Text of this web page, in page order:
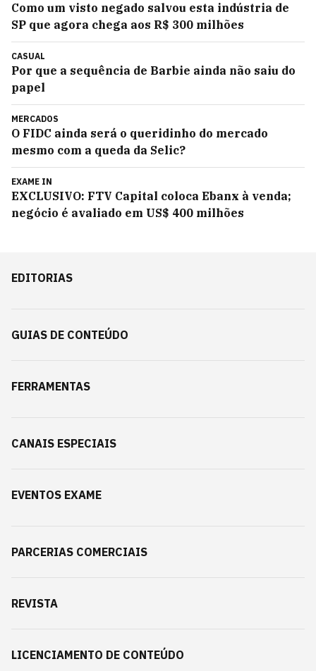
Como um visto negado salvou esta indústria de
SP que agora chega aos R$ 300 milhões
CASUAL
Por que a sequência de Barbie ainda não saiu do
papel
MERCADOS
O FIDC ainda será o queridinho do mercado
mesmo com a queda da Selic?
EXAME IN
EXCLUSIVO: FTV Capital coloca Ebanx à venda;
negócio é avaliado em US$ 400 milhões
EDITORIAS
GUIAS DE CONTEÚDO
FERRAMENTAS
CANAIS ESPECIAIS
EVENTOS EXAME
PARCERIAS COMERCIAIS
REVISTA
LICENCIAMENTO DE CONTEÚDO